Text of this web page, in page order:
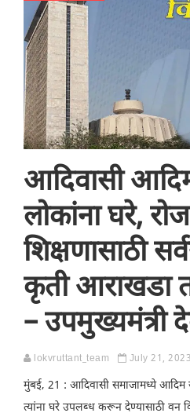
आदिवासी
लोकांना घरे,
शिक्षणासाठी
कृती आराखडा
– उपमुख्यमंत्री
lokvruttant_team July 21, 2023
मुंबई, 21 : आदिवासी समाजामध्ये
त्यांना घरे उपलब्ध करून देण्यासाठी वन